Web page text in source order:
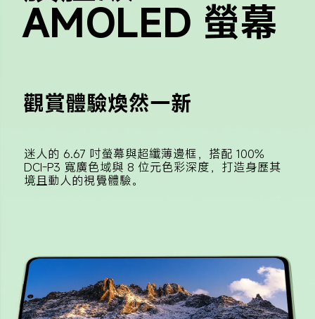
AMOLED 螢幕
觀賞體驗煥然一新
迷人的 6.67 吋螢幕與超纖薄邊框，搭配 100%
DCI-P3 寬廣色域與 8 位元色彩深度，打造身歷其
境且動人的視覺體驗。